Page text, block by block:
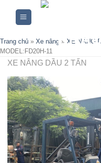
Trang chủ » Xe nâng » XE NÂNG
MODEL:FD20H-11
XE NÂNG DẦU 2 TẤN